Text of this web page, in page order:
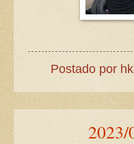
Postado por
2023/